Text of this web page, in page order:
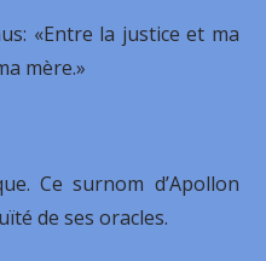
«Entre la justice et ma
mère.»
Ce surnom d’Apollon
de ses oracles.